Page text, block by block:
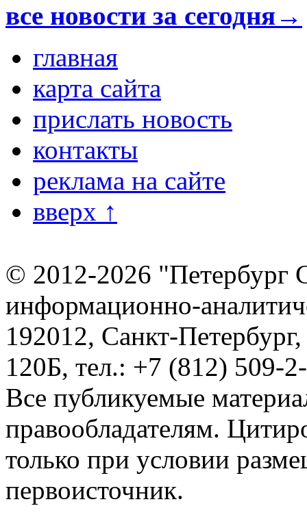
все новости за сегодня→
главная
карта сайта
прислать новость
контакты
реклама на сайте
вверх ↑
© 2012-2026 "Петербург
информационно-
192012, Санкт-
120Б, тел.: +7 (812) 509-
Все публикуемые
правообладателям.
только при условии
первоисточник.